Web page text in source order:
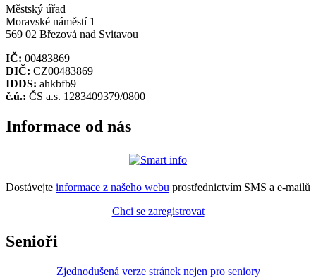
Městský úřad
Moravské náměstí 1
569 02 Březová nad Svitavou
IČ: 00483869
DIČ: CZ00483869
IDDS: ahkbfb9
č.ú.: ČS a.s. 1283409379/0800
Informace od nás
Dostávejte informace z našeho webu prostřednictvím SMS a e-mailů
Chci se zaregistrovat
Senioři
Zjednodušená verze stránek nejen pro seniory